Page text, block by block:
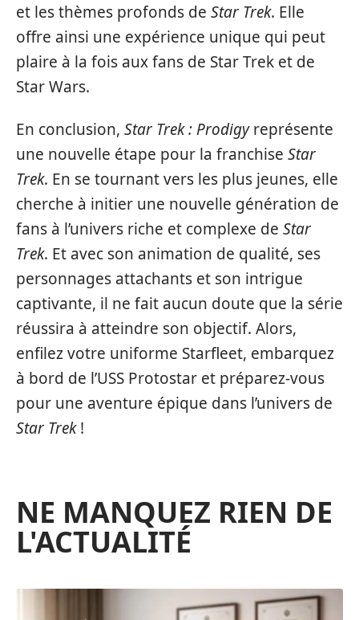
et les thèmes profonds de Star Trek. Elle
offre ainsi une expérience unique qui peut
plaire à la fois aux fans de Star Trek et de
Star Wars.
En conclusion, Star Trek : Prodigyreprésente
une nouvelle étape pour la franchise Star
Trek. En se tournant vers les plus jeunes, elle
cherche à initier une nouvelle génération de
fans à l’univers riche et complexe de Star
Trek. Et avec son animation de qualité, ses
personnages attachants et son intrigue
captivante, il ne fait aucun doute que la série
réussira à atteindre son objectif. Alors,
enfilez votre uniforme Starfleet, embarquez
à bord de l’USS Protostar et préparez-vous
pour une aventure épique dans l’univers de
Star Trek!
NE MANQUEZ RIEN DE
L'ACTUALITÉ